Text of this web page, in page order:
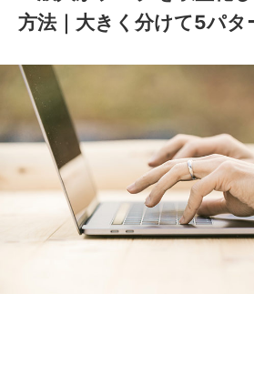
方法｜大きく分けて5パタ